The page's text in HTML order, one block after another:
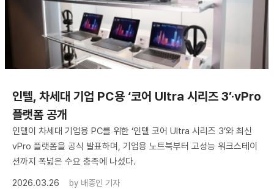
인텔, 차세대 기업 PC용 ‘코어 Ultra 시리즈 3’·vPro
플랫폼 공개
인텔이 차세대 기업용 PC를 위한 ‘인텔 코어 Ultra 시리즈 3’와 최신
vPro 플랫폼을 공식 발표하며, 기업용 노트북부터 고성능 워크스테이
션까지 폭넓은 수요 충족에 나섰다.
2026.03.26
by 배종인 기자